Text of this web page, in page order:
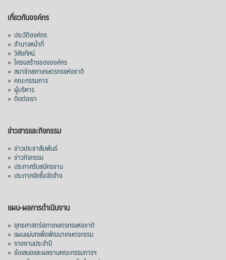
เกี่ยวกับองค์กร
» ประวัติองค์กร
» อำนาจหน้าที่
» วิสัยทัศน์
» โครงสร้างขององค์กร
» สมาชิกสภาเกษตรกรแห่งชาติ
» คณะกรรมการ
» ผู้บริหาร
» ติดต่อเรา
ข่าวสารและกิจกรรม
» ข่าวประชาสัมพันธ์
» ข่าวกิจกรรม
» ประกาศรับสมัครงาน
» ประกาศจัดซื้อจัดจ้าง
แผน-ผลการดำเนินงาน
» ยุทธศาสตร์สภาเกษตรกรแห่งชาติ
» แผนแม่บทเพื่อพัฒนาเกษตรกรรม
» รายงานประจำปี
» ข้อเสนอและผลงานคณะกรรมการฯ